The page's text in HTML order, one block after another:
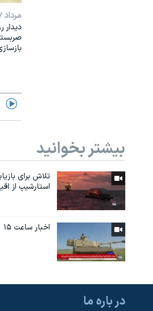
مرداد ۱۷, ۱۴۰۵
دیدار
بیشتر بخوانید
تلاش برای
استارشیپ از
اخبار ساعت ۱۵
در باره ما